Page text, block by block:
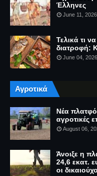
Έλληνες
June 11, 2026
Τελικά τι
διατροφή:
June 04, 2026
Αγροτικά
Νέα
αγροτικές
August 06,
Άνοιξε η
24,6 εκατ.
οι